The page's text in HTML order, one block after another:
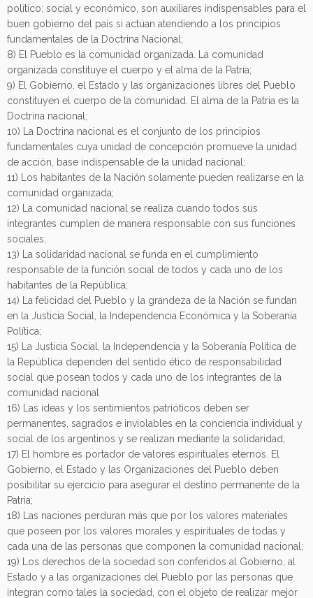
político; social y económico, son auxiliares indispensables para el
buen gobierno del país si actúan atendiendo a los principios
fundamentales de la Doctrina Nacional;
8) El Pueblo es la comunidad organizada. La comunidad
organizada constituye el cuerpo y el alma de la Patria;
9) El Gobierno, el Estado y las organizaciones libres del Pueblo
constituyen el cuerpo de la comunidad. El alma de la Patria es la
Doctrina nacional;
10) La Doctrina nacional es el conjunto de los principios
fundamentales cuya unidad de concepción promueve la unidad
de acción, base indispensable de la unidad nacional;
11) Los habitantes de la Nación solamente pueden realizarse en la
comunidad organizada;
12) La comunidad nacional se realiza cuando todos sus
integrantes cumplen de manera responsable con sus funciones
sociales;
13) La solidaridad nacional se funda en el cumplimiento
responsable de la función social de todos y cada uno de los
habitantes de la República;
14) La felicidad del Pueblo y la grandeza de la Nación se fundan
en la Justicia Social, la Independencia Económica y la Soberanía
Política;
15) La Justicia Social, la Independencia y la Soberanía Política de
la República dependen del sentido ético de responsabilidad
social que posean todos y cada uno de los integrantes de la
comunidad nacional
16) Las ideas y los sentimientos patrióticos deben ser
permanentes, sagrados e inviolables en la conciencia individual y
social de los argentinos y se realizan mediante la solidaridad;
17) El hombre es portador de valores espirituales eternos. El
Gobierno, el Estado y las Organizaciones del Pueblo deben
posibilitar su ejercicio para asegurar el destino permanente de la
Patria;
18) Las naciones perduran más que por los valores materiales
que poseen por los valores morales y espirituales de todas y
cada una de las personas que componen la comunidad nacional;
19) Los derechos de la sociedad son conferidos al Gobierno, al
Estado y a las organizaciones del Pueblo por las personas que
integran como tales la sociedad, con el objeto de realizar mejor